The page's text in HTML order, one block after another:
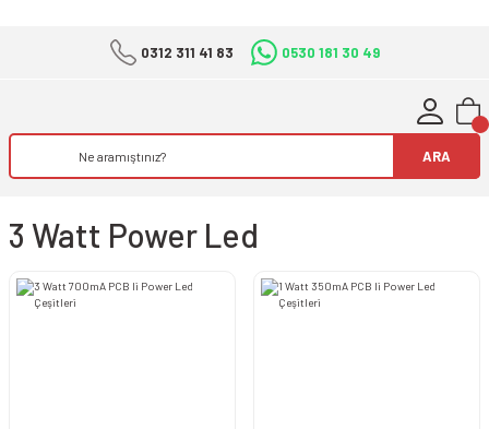
0312 311 41 83 0530 181 30 49
ARA
3 Watt Power Led